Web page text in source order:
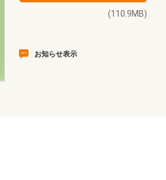
(110.9MB)
お知らせ表示